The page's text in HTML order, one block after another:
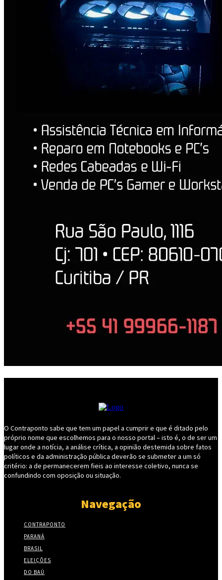
O Contraponto sabe que tem um papel a cumprir e que é ditado pelo
próprio nome que escolhemos para o nosso portal – isto é, o de ser um
lugar onde a notícia, a análise crítica, a opinião destemida sobre fatos
políticos e da administração pública deverão se submeter a um só
critério: a de permanecerem fieis ao interesse coletivo, nunca se
confundindo com oposição ou situação.
Navegação
CONTRAPONTO
PARANÁ
BRASIL
ELEIÇÕES
DO BAÚ